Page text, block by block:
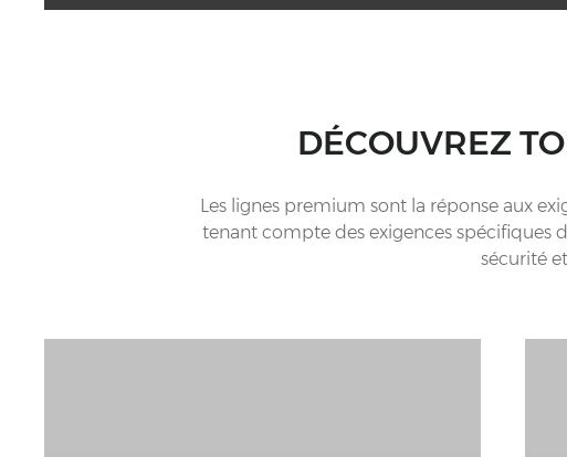
DÉCOUVREZ
Les lignes premium sont la réponse aux
tenant compte des exigences spécifiques
sécurité